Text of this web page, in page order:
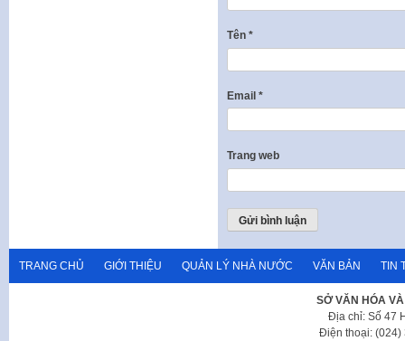
Tên *
Email *
Trang web
TRANG CHỦ GIỚI THIỆU QUẢN LÝ NHÀ NƯỚC VĂN BẢN TIN
SỞ VĂN HÓA
Địa chỉ: Số 47
Điện thoại: (024)